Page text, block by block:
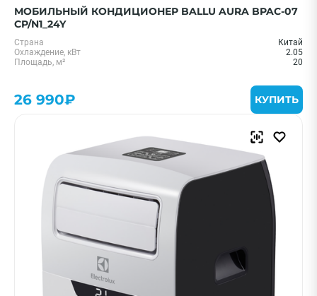
МОБИЛЬНЫЙ КОНДИЦИОНЕР BALLU AURA BPAC-07
CP/N1_24Y
Страна
Китай
Охлаждение, кВт
2.05
Площадь, м²
20
26 990₽ КУПИТЬ